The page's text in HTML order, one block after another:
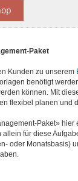
Paket
Kunden zu unserem
benötigt
können. Mit
flexibel planen und
Paket»
für diese
oder Monatsbasis)